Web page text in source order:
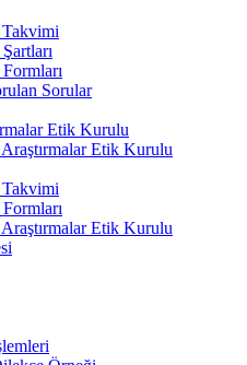
Takvimi
Sorular
Etik Kurulu
Etik Kurulu
Takvimi
Etik Kurulu